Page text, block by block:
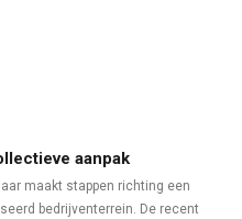
aanpak
maakt stappen richting een
bedrijventerrein. De recent